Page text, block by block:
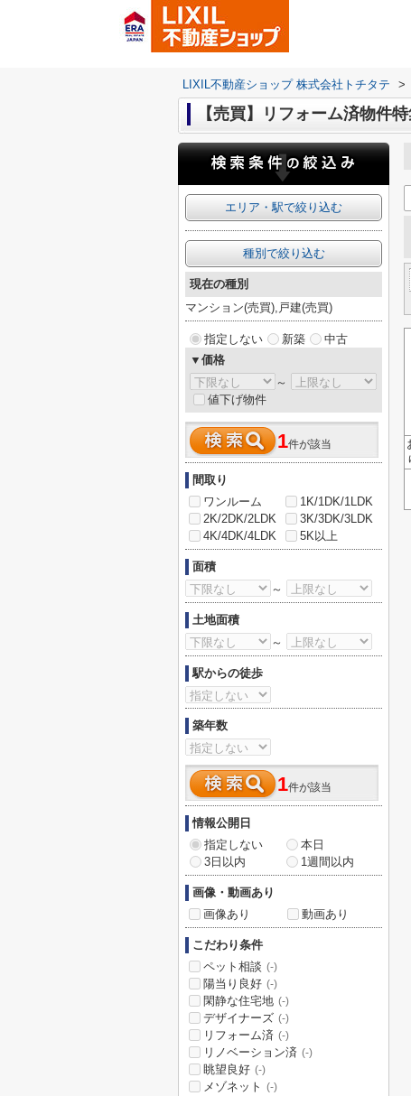
LIXIL不動産ショップ 株式会社トチタテ >
【売買】リフォーム済物件
エリア・駅で絞り込む
種別で絞り込む
現在の種別
マンション(売買),戸建(売買)
指定しない 新築
中古
▼価格
～
値下げ物件
1件が該当
間取り
ワンルーム
1K/1DK/1LDK
2K/2DK/2LDK
3K/3DK/3LDK
4K/4DK/4LDK
5K以上
面積
～
土地面積
～
駅からの徒歩
築年数
1件が該当
情報公開日
指定しない
本日
3日以内
1週間以内
画像・動画あり
画像あり
動画あり
こだわり条件
ペット相談 (-)
陽当り良好 (-)
閑静な住宅地 (-)
デザイナーズ (-)
リフォーム済 (-)
リノベーション済 (-)
眺望良好 (-)
メゾネット (-)